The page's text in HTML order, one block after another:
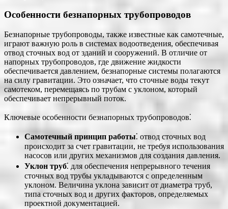
Особенности безнапорных трубопроводов
Безнапорные трубопроводы, также известные как самотечные,
играют важную роль в системах водоотведения, обеспечивая
отвод сточных вод от зданий и сооружений. В отличие от
напорных трубопроводов, где движение жидкости
обеспечивается давлением, безнапорные системы полагаются
на силу гравитации. Это означает, что сточные воды текут
самотеком, перемещаясь по трубам с уклоном, который
обеспечивает непрерывный поток.
Ключевые особенности безнапорных трубопроводов⁚
Самотечный принцип работы⁚ отвод сточных вод
происходит за счет гравитации, не требуя использования
насосов или других механизмов для создания давления.
Уклон труб⁚ для обеспечения непрерывного течения
сточных вод трубы укладываются с определенным
уклоном. Величина уклона зависит от диаметра труб,
типа сточных вод и других факторов, определяемых
проектной документацией.